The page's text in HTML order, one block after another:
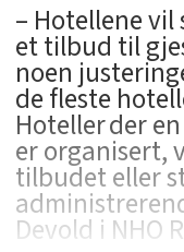
– Hotellene
et tilbud til
noen
de fleste
Hoteller der
er organisert,
tilbudet eller
Devold i NHO